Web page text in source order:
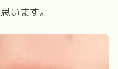
います。